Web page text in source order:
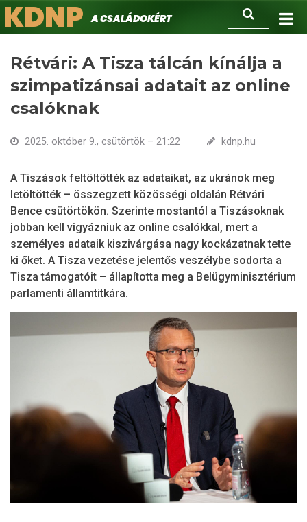
Ugrás
a
Keresés
KDNPA családokért.
Rétvári: A Tisza tálcán kínálja a
szimpatizánsai adatait az online
csalóknak
2025. október 9., csütörtök – 21:22 kdnp.hu
A Tiszások feltöltötték az adataikat, az ukránok meg
letöltötték – összegzett közösségi oldalán Rétvári
Bence csütörtökön. Szerinte mostantól a Tiszásoknak
jobban kell vigyázniuk az online csalókkal, mert a
személyes adataik kiszivárgása nagy kockázatnak tette
ki őket. A Tisza vezetése jelentős veszélybe sodorta a
Tisza támogatóit – állapította meg a Belügyminisztérium
parlamenti államtitkára.